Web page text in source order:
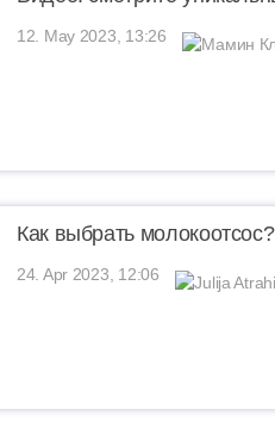
12. May 2023, 13:26
Как выбрать молокоотсос?
24. Apr 2023, 12:06